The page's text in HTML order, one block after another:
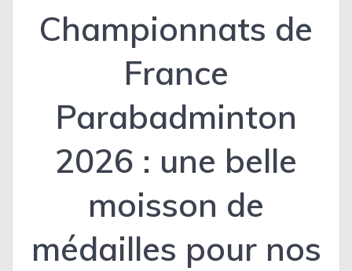
Championnats de
France
Parabadminton
2026 : une belle
moisson de
médailles pour nos